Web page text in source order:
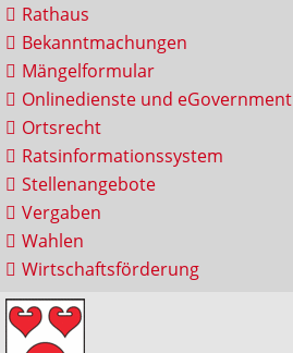
Rathaus
Bekanntmachungen
Mängelformular
Onlinedienste und eGovernment
Ortsrecht
Ratsinformationssystem
Stellenangebote
Vergaben
Wahlen
Wirtschaftsförderung